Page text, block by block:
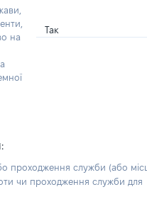
на
Так
проходження служби (або
чи проходження служби для